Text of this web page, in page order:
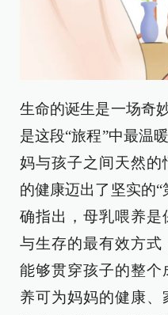
生命的诞生是一场奇
是这段“旅程”中最温
妈与孩子之间天然的
的健康迈出了坚实的“
确指出，母乳喂养是
与生存的最有效方式
能够贯穿孩子的整个
养可为妈妈的健康